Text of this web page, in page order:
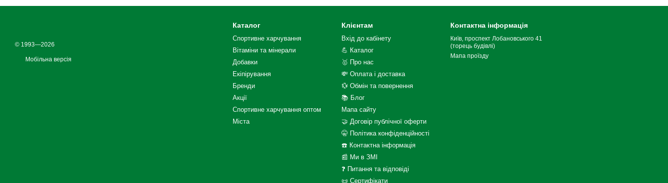
© 1993—2026
Мобільна версія
Каталог
Спортивне харчування
Вітаміни та мінерали
Добавки
Екіпірування
Бренди
Акції
Спортивне харчування оптом
Міста
Клієнтам
Вхід до кабінету
💪 Каталог
🥇 Про нас
💸 Оплата і доставка
💱 Обмін та повернення
📚 Блог
Мапа сайту
🤝 Договір публічної оферти
🤫 Політика конфіденційності
☎️ Контактна інформація
📰 Ми в ЗМІ
❓ Питання та відповіді
📜 Сертифікати
Контактна інформація
Київ, проспект Лобановського 41
(торець будівлі)
Мапа проїзду